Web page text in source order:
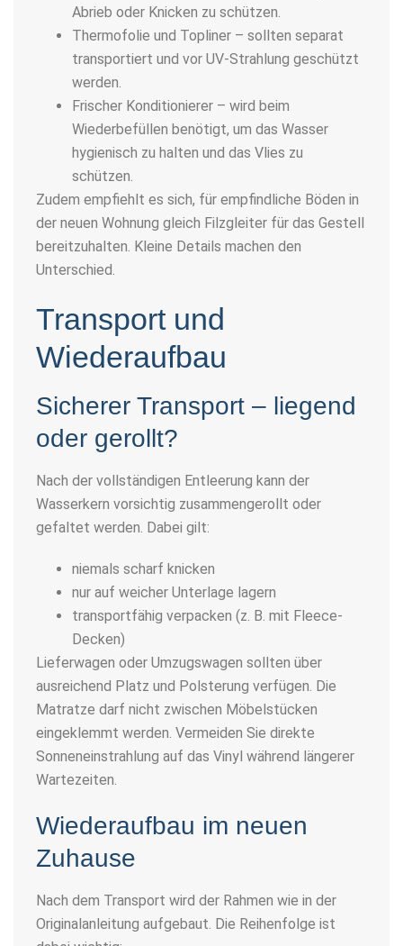
Abrieb oder Knicken zu schützen.
Thermofolie und Topliner – sollten separat
transportiert und vor UV-Strahlung geschützt
werden.
Frischer Konditionierer – wird beim
Wiederbefüllen benötigt, um das Wasser
hygienisch zu halten und das Vlies zu
schützen.
Zudem empfiehlt es sich, für empfindliche Böden in
der neuen Wohnung gleich Filzgleiter für das Gestell
bereitzuhalten. Kleine Details machen den
Unterschied.
Transport und
Wiederaufbau
Sicherer Transport – liegend
oder gerollt?
Nach der vollständigen Entleerung kann der
Wasserkern vorsichtig zusammengerollt oder
gefaltet werden. Dabei gilt:
niemals scharf knicken
nur auf weicher Unterlage lagern
transportfähig verpacken (z. B. mit Fleece-
Decken)
Lieferwagen oder Umzugswagen sollten über
ausreichend Platz und Polsterung verfügen. Die
Matratze darf nicht zwischen Möbelstücken
eingeklemmt werden. Vermeiden Sie direkte
Sonneneinstrahlung auf das Vinyl während längerer
Wartezeiten.
Wiederaufbau im neuen
Zuhause
Nach dem Transport wird der Rahmen wie in der
Originalanleitung aufgebaut. Die Reihenfolge ist